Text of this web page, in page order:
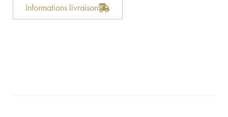
Informations livraison